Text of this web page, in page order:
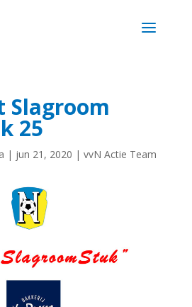
Slagroom
25
| jun 21, 2020 | vvN Actie Team